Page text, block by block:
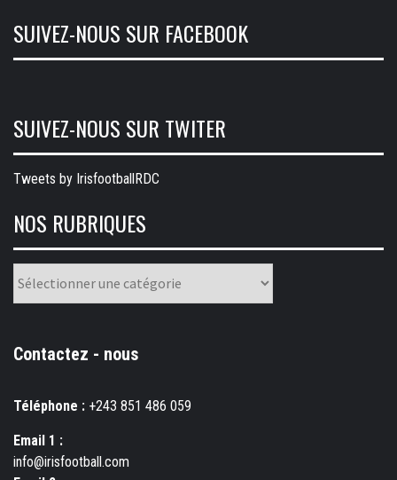
SUIVEZ-NOUS SUR FACEBOOK
SUIVEZ-NOUS SUR TWITER
Tweets by IrisfootballRDC
NOS RUBRIQUES
Nos
rubriques
Contactez - nous
Téléphone : +243 851 486 059
Email 1 :
info@irisfootball.com